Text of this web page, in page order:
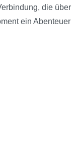
die über
ein Abenteuer